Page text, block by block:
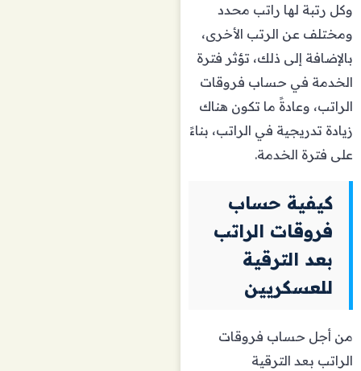
وكل رتبة لها راتب محدد
ومختلف عن الرتب الأخرى،
بالإضافة إلى ذلك، تؤثر فترة
الخدمة في حساب فروقات
الراتب، وعادةً ما تكون هناك
زيادة تدريجية في الراتب، بناءً
على فترة الخدمة.
كيفية حساب
فروقات الراتب
بعد الترقية
للعسكريين
من أجل حساب فروقات
الراتب بعد الترقية